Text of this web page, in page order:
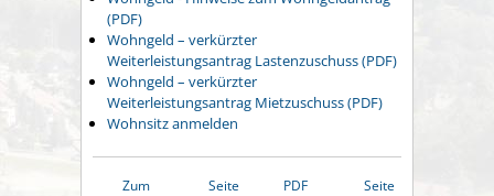
(PDF)
Wohngeld – verkürzter
Weiterleistungsantrag Lastenzuschuss (PDF)
Wohngeld – verkürzter
Weiterleistungsantrag Mietzuschuss (PDF)
Wohnsitz anmelden
Zum
Seite
PDF
Seite